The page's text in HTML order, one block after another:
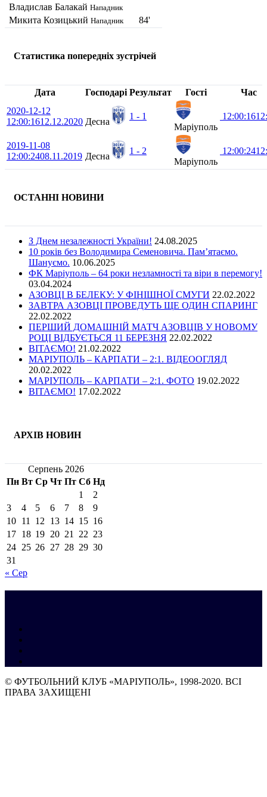
Владислав Балакай Нападник
Микита Козицький Нападник 84'
Статистика попередніх зустрічей
Дата Господарі Результат Гості
Час
2020-12-12
12:00:1612.12.2020 Десна
1 - 1
Маріуполь
12:00:16
2019-11-08
12:00:2408.11.2019 Десна
1 - 2
Маріуполь
12:00:24
ОСТАННІ НОВИНИ
З Днем незалежності України! 24.08.2025
10 років без Володимира Семеновича. Пам’ятаємо.
Шануємо. 10.06.2025
ФК Маріуполь – 64 роки незламності та віри в перемогу!
03.04.2024
АЗОВЦІ В БЕЛЕКУ: У ФІНІШНОЇ СМУГИ 22.02.2022
ЗАВТРА АЗОВЦІ ПРОВЕДУТЬ ЩЕ ОДИН СПАРИНГ
22.02.2022
ПЕРШИЙ ДОМАШНІЙ МАТЧ АЗОВЦІВ У НОВОМУ
РОЦІ ВІДБУЄТЬСЯ 11 БЕРЕЗНЯ 22.02.2022
ВІТАЄМО! 21.02.2022
МАРІУПОЛЬ – КАРПАТИ – 2:1. ВІДЕООГЛЯД
20.02.2022
МАРІУПОЛЬ – КАРПАТИ – 2:1. ФОТО 19.02.2022
ВІТАЄМО! 17.02.2022
АРХІВ НОВИН
Серпень 2026
Пн Вт Ср Чт Пт Сб Нд
1
2
3
4 5 6 7 8
9
10 11 12 13 14 15 16
17 18 19 20 21 22 23
24 25 26 27 28 29 30
31
« Сер
© ФУТБОЛЬНИЙ КЛУБ «МАРІУПОЛЬ», 1998-2020. ВСІ
ПРАВА ЗАХИЩЕНІ